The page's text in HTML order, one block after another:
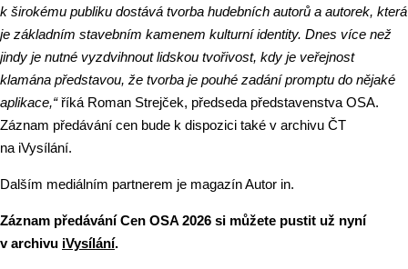
k širokému publiku dostává tvorba hudebních autorů a autorek, která
je základním stavebním kamenem kulturní identity. Dnes více než
jindy je nutné vyzdvihnout lidskou tvořivost, kdy je veřejnost
klamána představou, že tvorba je pouhé zadání promptu do nějaké
aplikace,“říká Roman Strejček, předseda představenstva OSA.
Záznam předávání cen bude k dispozici také v archivu ČT
na iVysílání.
Dalším mediálním partnerem je magazín Autor in.
Záznam předávání Cen OSA 2026 si můžete pustit už nyní
v archivu iVysílání.